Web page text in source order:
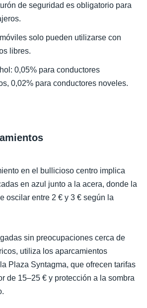
de seguridad es obligatorio para
solo pueden utilizarse con
libres.
0,05% para conductores
0,02% para conductores noveles.
en el bullicioso centro implica
en azul junto a la acera, donde la
oscilar entre 2 € y 3 € según la
sin preocupaciones cerca de
utiliza los aparcamientos
Plaza Syntagma, que ofrecen tarifas
de 15–25 € y protección a la sombra